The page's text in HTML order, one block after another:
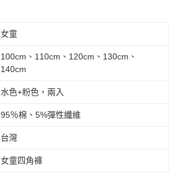
女童
100cm、110cm、120cm、130cm、
140cm
水色+粉色，兩入
95％棉、5%彈性纖維
台灣
女童四角褲